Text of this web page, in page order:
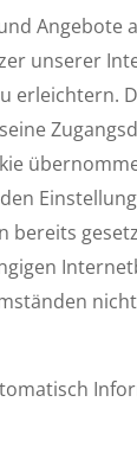
unserer
bereits